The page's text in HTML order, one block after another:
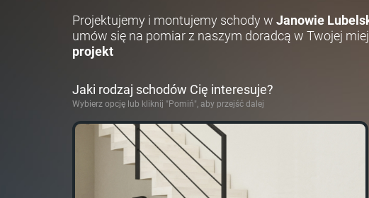
Projektujemy i montujemy schody w Janowie
umów się na pomiar z naszym doradcą w Twojej
projekt
Jaki rodzaj schodów Cię interesuje?
Wybierz opcję lub kliknij "Pomiń", aby przejść dalej